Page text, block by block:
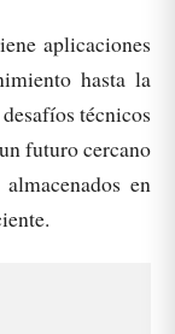
aplicaciones
hasta la
técnicos
futuro cercano
en